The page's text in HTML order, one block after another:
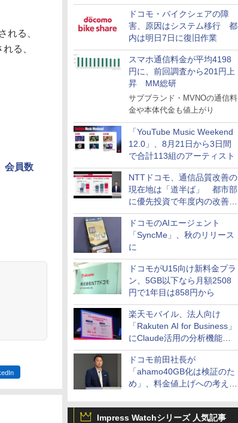
ドコモ・バイクシェアの障
害、原因はシステム移行 都
内は明日7日に復旧作業
スマホ通信料金が平均4198
円に、前回調査から201円上
昇 MM総研
サブブランド・MVNOの通信料
金や本体代金も値上がり
「YouTube Music Weekend
12.0」、8月21日から3日間
で合計113組のアーティスト
NTTドコモ、通信品質改善の
現在地は「道半ば」 都市部
に優先投資で年度内の改善目
指す
ドコモのAIエージェント
「SyncMe」、秋のリリース
に
ドコモがU15向け新料金プラ
ン、5GB以下なら月額2508
円で1年目は858円から
楽天モバイル、法人向け
「Rakuten AI for Business」
にClaude活用の分析機能な
どを追加
ドコモ前田社長が
「ahamo40GB化は検証のた
め」、料金値上げへの考え方
Impress Watchシリーズ 人気記事
れる、
る、
会員数